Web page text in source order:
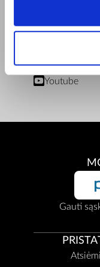
Facebook
Youtube
Gauti